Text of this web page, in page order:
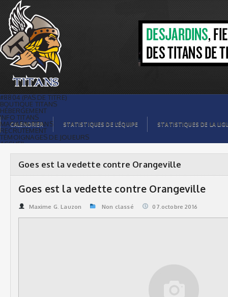
Goes est la vedette contre Orangeville
| Titans de témiscaming
#8804 (PAS DE TITRE)
BOUTIQUE TITANS
HÉBERGEMENT
INFO TITANS
MAGASIN TITANS
RECRUTEMENT
TÉMOIGNAGES DE JOUEURS
ACCUEIL
GALERIE PHOTOS
STATISTIQUES
ORGANISATION
CALENDRIER
COMMANDITAIRES
STATISTIQUES DE LA LIGUE
CALENDRIER STATISTIQUES DE L’ÉQUIPE STATISTIQUES DE LA
Goes est la vedette contre Orangeville
Goes est la vedette contre Orangeville
Maxime G. Lauzon Non classé 07.octobre 2016